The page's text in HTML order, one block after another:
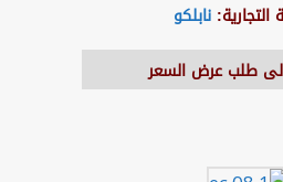
التجارية: نابلكو
طلب عرض السعر